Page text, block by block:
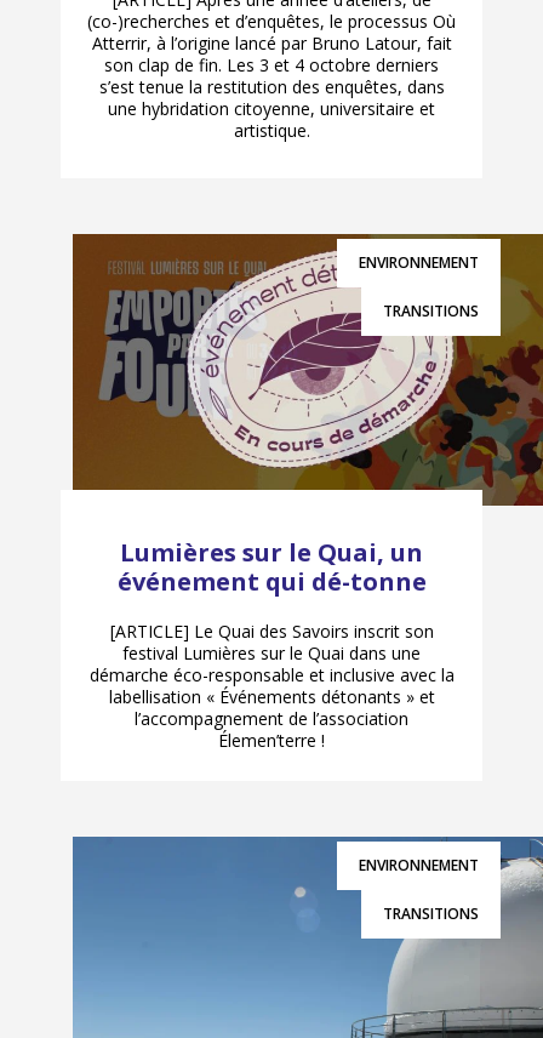
(co-)recherches et d’enquêtes, le processus Où
Atterrir, à l’origine lancé par Bruno Latour, fait
son clap de fin. Les 3 et 4 octobre derniers
s’est tenue la restitution des enquêtes, dans
une hybridation citoyenne, universitaire et
artistique.
ENVIRONNEMENT
TRANSITIONS
Lumières sur le Quai, un
événement qui dé-tonne
[ARTICLE] Le Quai des Savoirs inscrit son
festival Lumières sur le Quai dans une
démarche éco-responsable et inclusive avec la
labellisation « Événements détonants » et
l’accompagnement de l’association
Élemen’terre !
ENVIRONNEMENT
TRANSITIONS